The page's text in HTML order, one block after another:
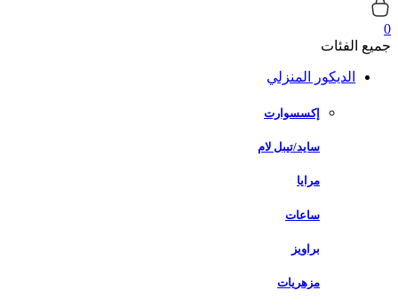
0
جميع الفئات
الديكور المنزلي
إكسسوارت
سايد/تيبل لام
مرايا
ساعات
براويز
مزهريات